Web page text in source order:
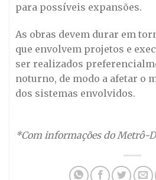
para possíveis expansões.
As obras devem durar em
que envolvem projetos e
ser realizados
noturno, de modo a afetar o
dos sistemas envolvidos.
*Com informações do Metrô-